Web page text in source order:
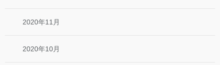
2020年11月
2020年10月